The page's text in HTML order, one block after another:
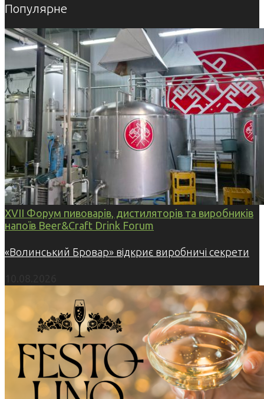
Популярне
XVII Форум пивоварів, дистиляторів та виробників
напоїв Beer&Craft Drink Forum
«Волинський Бровар» відкриє виробничі секрети